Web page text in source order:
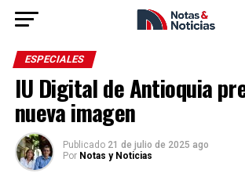
ESPECIALES
IU Digital de Antioquia
nueva imagen
Publicado 21 de julio de 2025 ago
Por Notas y Noticias